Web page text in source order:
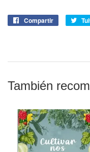
Compartir
Compartir
También